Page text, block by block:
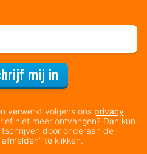
mij in
verwerkt volgens ons privacy
niet meer ontvangen? Dan kun
door onderaan de
te klikken.